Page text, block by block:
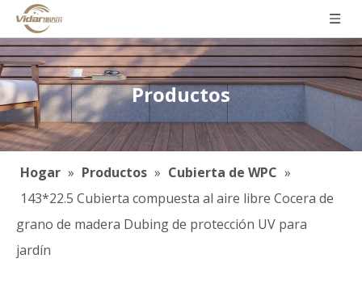
Productos
Hogar » Productos » Cubierta de WPC »
143*22.5 Cubierta compuesta al aire libre Cocera de
grano de madera Dubing de protección UV para
jardín